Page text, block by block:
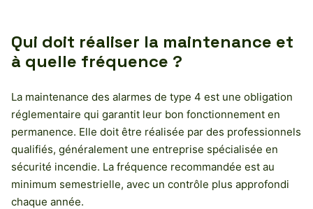
Qui doit réaliser la maintenance et
à quelle fréquence ?
La maintenance des alarmes de type 4 est une obligation
réglementaire qui garantit leur bon fonctionnement en
permanence. Elle doit être réalisée par des professionnels
qualifiés, généralement une entreprise spécialisée en
sécurité incendie. La fréquence recommandée est au
minimum semestrielle, avec un contrôle plus approfondi
chaque année.